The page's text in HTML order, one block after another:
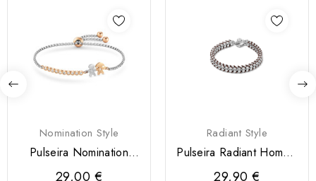
Nomination Style
Pulseira Nomination
Milleluci Menino /...
29,00 €
Radiant Style
Pulseira Radiant Homem
Shadow Castanha
29,90 €